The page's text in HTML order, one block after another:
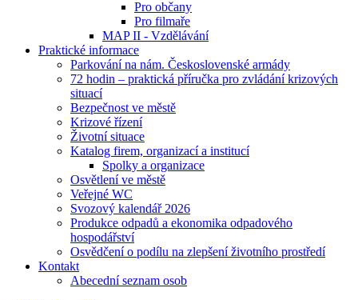
Pro občany
Pro filmaře
MAP II - Vzdělávání
Praktické informace
Parkování na nám. Československé armády
72 hodin – praktická příručka pro zvládání krizových
situací
Bezpečnost ve městě
Krizové řízení
Životní situace
Katalog firem, organizací a institucí
Spolky a organizace
Osvětlení ve městě
Veřejné WC
Svozový kalendář 2026
Produkce odpadů a ekonomika odpadového
hospodářství
Osvědčení o podílu na zlepšení životního prostředí
Kontakt
Abecední seznam osob